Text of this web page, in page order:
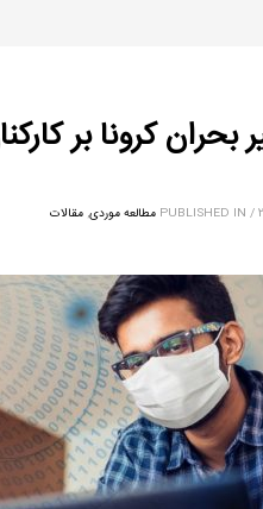
بحران کرونا بر
/
PUBLISHED IN مطالعه موردی,مقالات